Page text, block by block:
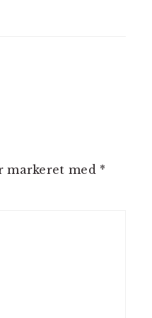
markeret med *